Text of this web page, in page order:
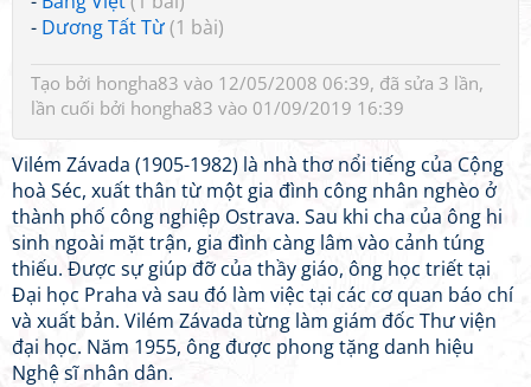
- Dương Tất Từ(1 bài)
Tạo bởi hongha83 vào 12/05/2008 06:39, đã sửa 3 lần,
lần cuối bởi hongha83 vào 01/09/2019 16:39
Vilém Závada (1905-1982) là nhà thơ nổi tiếng của Cộng
hoà Séc, xuất thân từ một gia đình công nhân nghèo ở
thành phố công nghiệp Ostrava. Sau khi cha của ông hi
sinh ngoài mặt trận, gia đình càng lâm vào cảnh túng
thiếu. Được sự giúp đỡ của thầy giáo, ông học triết tại
Đại học Praha và sau đó làm việc tại các cơ quan báo chí
và xuất bản. Vilém Závada từng làm giám đốc Thư viện
đại học. Năm 1955, ông được phong tặng danh hiệu
Nghệ sĩ nhân dân.